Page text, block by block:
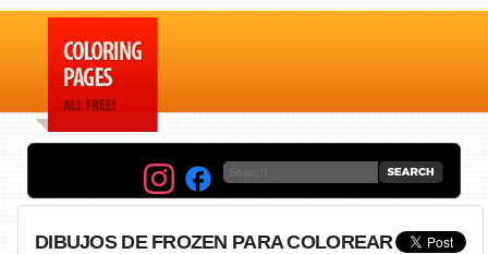
DIBUJOS DE FROZEN PARA COLOREAR